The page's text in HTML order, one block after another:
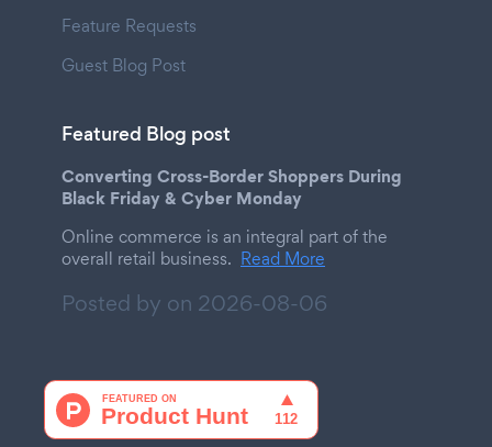
Feature Requests
Guest Blog Post
Featured Blog post
Converting Cross-Border Shoppers During
Black Friday & Cyber Monday
Online commerce is an integral part of the
overall retail business. Read More
Posted by on 2026-08-06